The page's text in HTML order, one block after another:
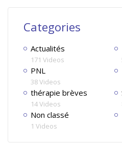
Categories
Actualités
171 Videos
PNL
38 Videos
thérapie brèves
14 Videos
Non classé
1 Videos